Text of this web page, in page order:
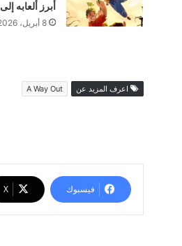
أبرز ألعابه إلى 50 مليون نسخة مباعة!
8 أبريل، 2026
اعرف المزيد عن A Way Out
فيسبوك ‫X